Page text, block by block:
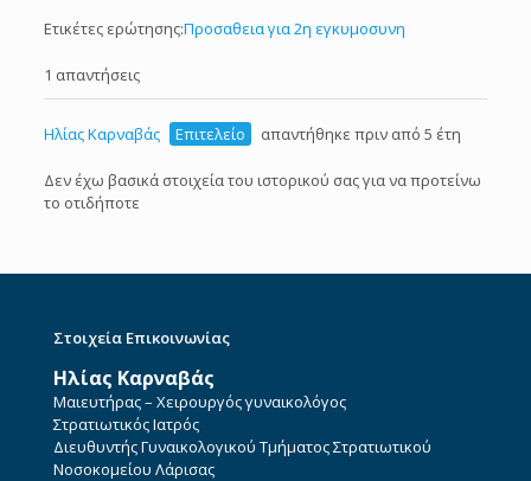
Ετικέτες ερώτησης:Προσαθεια για 2η εγκυμοσυνη
1 απαντήσεις
Ηλίας Καρναβάς Επιτελείο απαντήθηκε πριν από 5 έτη
Δεν έχω βασικά στοιχεία του ιστορικού σας για να προτείνω
το οτιδήποτε
Στοιχεία Επικοινωνίας
Ηλίας Καρναβάς
Μαιευτήρας – Χειρουργός γυναικολόγος
Στρατιωτικός Ιατρός
Διευθυντής Γυναικολογικού Τμήματος Στρατιωτικού
Νοσοκομείου Λάρισας